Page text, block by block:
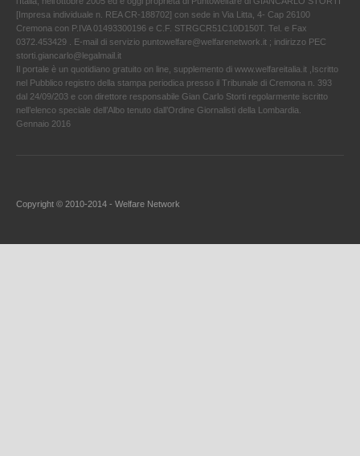
[Impresa individuale n. REA CR-188702] con sede in Via Litta, 4- Cap 26100
Cremona con P.IVA 01493300196 e C.F. STRGCR51C10D150T. Tel. e Fax
0372.453429 . E-mail di servizio puntowelfare@welfarenetwork.it ; indirizzo PEC
storti.giancarlo@legalmail.it
Il portale è un quotidiano gratuito on line, supplemento di www.welfareitalia.it ,Iscritto
nel Pubblico registro della stampa periodica presso il Tribunale di Cremona n. 393
dal 24/09/203 e con direttore responsabile Gian Carlo Storti regolarmente iscritto
nell’elenco speciale dell’Albo tenuto dall’Ordine Giornalisti della Lombardia.
Gennaio 2016
Copyright © 2010-2014 - Welfare Network